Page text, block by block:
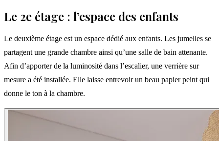
Le 2e étage : l’espace des enfants
Le deuxième étage est un espace dédié aux enfants. Les jumelles se
partagent une grande chambre ainsi qu’une salle de bain attenante.
Afin d’apporter de la luminosité dans l’escalier, une verrière sur
mesure a été installée. Elle laisse entrevoir un beau papier peint qui
donne le ton à la chambre.